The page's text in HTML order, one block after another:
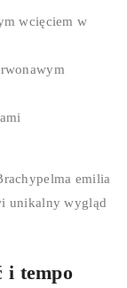
wcięciem w
emilia
unikalny wygląd
i tempo